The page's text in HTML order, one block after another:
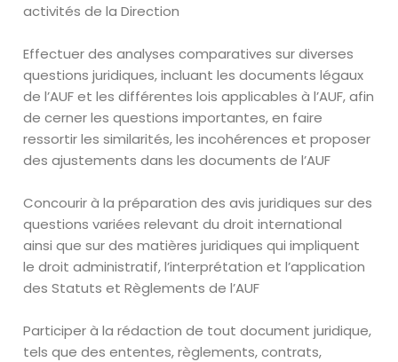
activités de la Direction
Effectuer des analyses comparatives sur diverses
questions juridiques, incluant les documents légaux
de l’AUF et les différentes lois applicables à l’AUF, afin
de cerner les questions importantes, en faire
ressortir les similarités, les incohérences et proposer
des ajustements dans les documents de l’AUF
Concourir à la préparation des avis juridiques sur des
questions variées relevant du droit international
ainsi que sur des matières juridiques qui impliquent
le droit administratif, l’interprétation et l’application
des Statuts et Règlements de l’AUF
Participer à la rédaction de tout document juridique,
tels que des ententes, règlements, contrats,